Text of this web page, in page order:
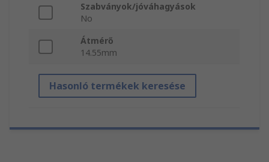
Szabványok/jóváhagyások
No
Átmérő
14.55mm
Hasonló termékek keresése